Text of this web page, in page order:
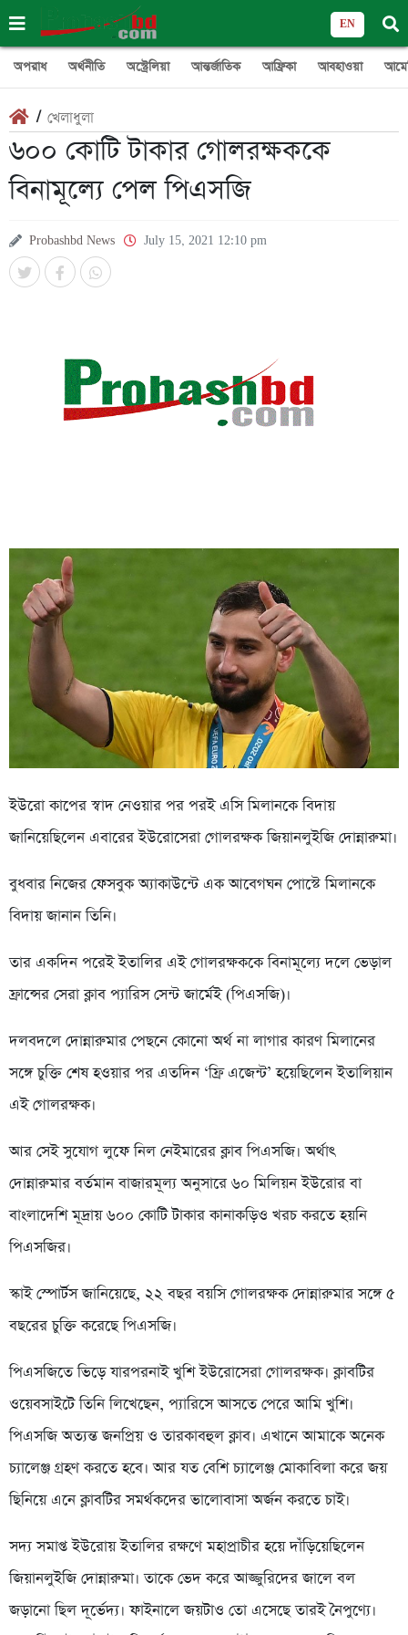
EN
অপরাধ অর্থনীতি অস্ট্রেলিয়া আন্তর্জাতিক আফ্রিকা আবহাওয়া
/ খেলাধুলা
৬০০ কোটি টাকার গোলরক্ষককে
বিনামূল্যে পেল পিএসজি
Probashbd News July 15, 2021 12:10 pm
ইউরো কাপের স্বাদ নেওয়ার পর পরই এসি মিলানকে বিদায়
জানিয়েছিলেন এবারের ইউরোসেরা গোলরক্ষক জিয়ানলুইজি দোন্নারুমা।
বুধবার নিজের ফেসবুক অ্যাকাউন্টে এক আবেগঘন পোস্টে মিলানকে
বিদায় জানান তিনি।
তার একদিন পরেই ইতালির এই গোলরক্ষককে বিনামূল্যে দলে ভেড়াল
ফ্রান্সের সেরা ক্লাব প্যারিস সেন্ট জার্মেই (পিএসজি)।
দলবদলে দোন্নারুমার পেছনে কোনো অর্থ না লাগার কারণ মিলানের
সঙ্গে চুক্তি শেষ হওয়ার পর এতদিন ‘ফ্রি এজেন্ট’ হয়েছিলেন ইতালিয়ান
এই গোলরক্ষক।
আর সেই সুযোগ লুফে নিল নেইমারের ক্লাব পিএসজি। অর্থাৎ
দোন্নারুমার বর্তমান বাজারমূল্য অনুসারে ৬০ মিলিয়ন ইউরোর বা
বাংলাদেশি মূদ্রায় ৬০০ কোটি টাকার কানাকড়িও খরচ করতে হয়নি
পিএসজির।
স্কাই স্পোর্টস জানিয়েছে, ২২ বছর বয়সি গোলরক্ষক দোন্নারুমার সঙ্গে ৫
বছরের চুক্তি করেছে পিএসজি।
পিএসজিতে ভিড়ে যারপরনাই খুশি ইউরোসেরা গোলরক্ষক। ক্লাবটির
ওয়েবসাইটে তিনি লিখেছেন, প্যারিসে আসতে পেরে আমি খুশি।
পিএসজি অত্যন্ত জনপ্রিয় ও তারকাবহুল ক্লাব। এখানে আমাকে অনেক
চ্যালেঞ্জ গ্রহণ করতে হবে। আর যত বেশি চ্যালেঞ্জ মোকাবিলা করে জয়
ছিনিয়ে এনে ক্লাবটির সমর্থকদের ভালোবাসা অর্জন করতে চাই।
সদ্য সমাপ্ত ইউরোয় ইতালির রক্ষণে মহাপ্রাচীর হয়ে দাঁড়িয়েছিলেন
জিয়ানলুইজি দোন্নারুমা। তাকে ভেদ করে আজ্জুরিদের জালে বল
জড়ানো ছিল দূর্ভেদ্য। ফাইনালে জয়টাও তো এসেছে তারই নৈপুণ্যে।